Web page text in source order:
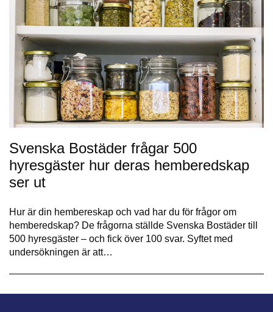
Svenska Bostäder frågar 500
hyresgäster hur deras hemberedskap
ser ut
Hur är din hembereskap och vad har du för frågor om
hemberedskap? De frågorna ställde Svenska Bostäder till
500 hyresgäster – och fick över 100 svar. Syftet med
undersökningen är att…